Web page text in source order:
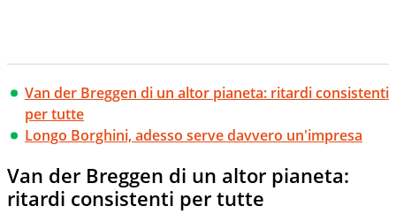
Van der Breggen di un altor pianeta: ritardi consistenti
per tutte
Longo Borghini, adesso serve davvero un'impresa
Van der Breggen di un altor pianeta:
ritardi consistenti per tutte